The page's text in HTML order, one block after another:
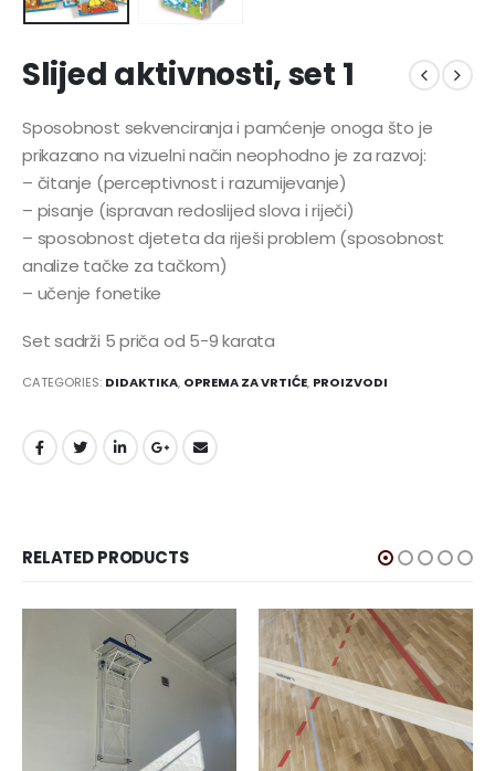
Slijed aktivnosti, set 1
Sposobnost sekvenciranja i pamćenje onoga što je
prikazano na vizuelni način neophodno je za razvoj:
– čitanje (perceptivnost i razumijevanje)
– pisanje (ispravan redoslijed slova i riječi)
– sposobnost djeteta da riješi problem (sposobnost
analize tačke za tačkom)
– učenje fonetike
Set sadrži 5 priča od 5-9 karata
CATEGORIES: DIDAKTIKA, OPREMA ZA VRTIĆE, PROIZVODI
RELATED PRODUCTS